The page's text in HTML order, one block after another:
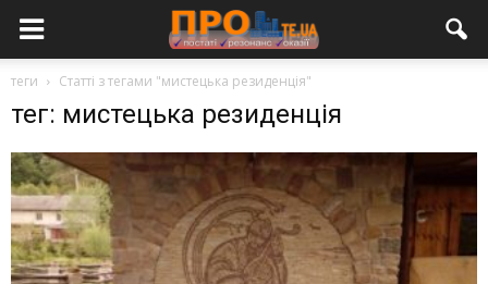
теги Статті з тегами "мистецька резиденція"
тег: мистецька резиденція